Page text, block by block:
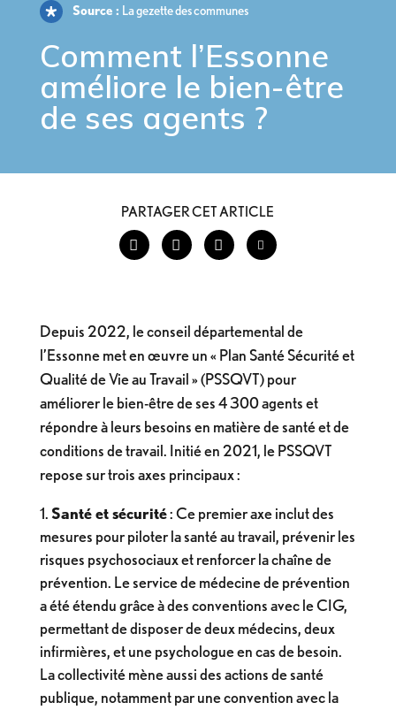
Source : La gezette des communes
Comment l’Essonne
améliore le bien-être
de ses agents ?
PARTAGER CET ARTICLE
Depuis 2022, le conseil départemental de
l’Essonne met en œuvre un « Plan Santé Sécurité et
Qualité de Vie au Travail » (PSSQVT) pour
améliorer le bien-être de ses 4 300 agents et
répondre à leurs besoins en matière de santé et de
conditions de travail. Initié en 2021, le PSSQVT
repose sur trois axes principaux :
Santé et sécurité: Ce premier axe inclut des
mesures pour piloter la santé au travail, prévenir les
risques psychosociaux et renforcer la chaîne de
prévention. Le service de médecine de prévention
a été étendu grâce à des conventions avec le CIG,
permettant de disposer de deux médecins, deux
infirmières, et une psychologue en cas de besoin.
La collectivité mène aussi des actions de santé
publique, notamment par une convention avec la